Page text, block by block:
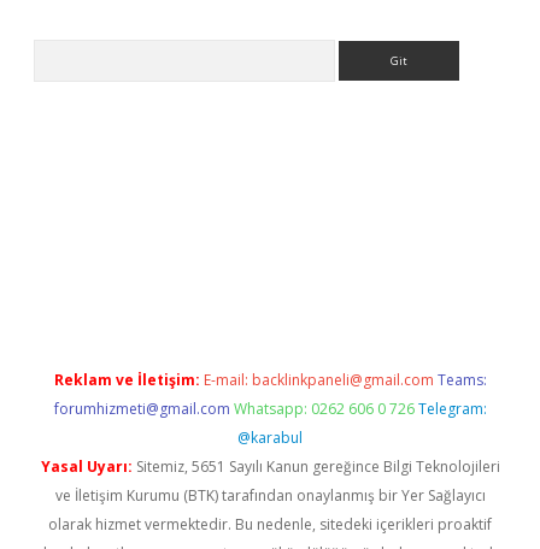
Reklam ve İletişim: E-mail: backlinkpaneli@gmail.com Teams:
forumhizmeti@gmail.com Whatsapp: 0262 606 0 726 Telegram:
@karabul
Yasal Uyarı: Sitemiz, 5651 Sayılı Kanun gereğince Bilgi Teknolojileri
ve İletişim Kurumu (BTK) tarafından onaylanmış bir Yer Sağlayıcı
olarak hizmet vermektedir. Bu nedenle, sitedeki içerikleri proaktif